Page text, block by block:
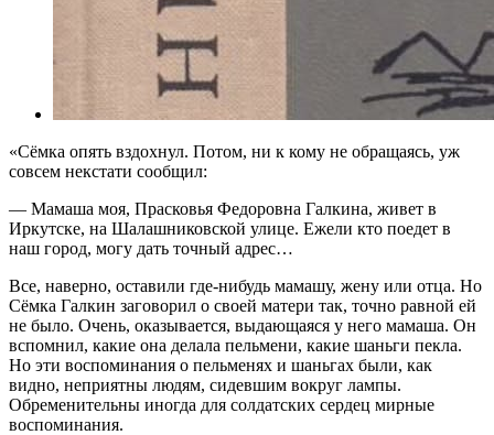
«Сёмка опять вздохнул. Потом, ни к кому не обращаясь, уж
совсем некстати сообщил:
— Мамаша моя, Прасковья Федоровна Галкина, живет в
Иркутске, на Шалашниковской улице. Ежели кто поедет в
наш город, могу дать точный адрес…
Все, наверно, оставили где-нибудь мамашу, жену или отца. Но
Сёмка Галкин заговорил о своей матери так, точно равной ей
не было. Очень, оказывается, выдающаяся у него мамаша. Он
вспомнил, какие она делала пельмени, какие шаньги пекла.
Но эти воспоминания о пельменях и шаньгах были, как
видно, неприятны людям, сидевшим вокруг лампы.
Обременительны иногда для солдатских сердец мирные
воспоминания.